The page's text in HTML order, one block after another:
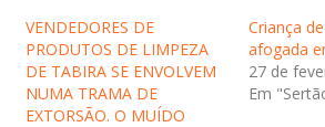
VENDEDORES DE
PRODUTOS DE LIMPEZA
DE TABIRA SE ENVOLVEM
NUMA TRAMA DE
EXTORSÃO. O MUÍDO
Criança
afogada
27 de
Em